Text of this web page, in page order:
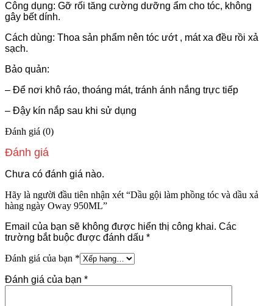
Công dụng: Gỡ rối tăng cường dưỡng ẩm cho tóc, không
gây bết dính.
Cách dùng: Thoa sản phẩm nên tóc ướt , mát xa đều rồi xả
sạch.
Bảo quản:
– Để nơi khô ráo, thoáng mát, tránh ánh nắng trực tiếp
– Đậy kín nắp sau khi sử dụng
Đánh giá (0)
Đánh giá
Chưa có đánh giá nào.
Hãy là người đầu tiên nhận xét “Dầu gội làm phồng tóc và dầu xả
hàng ngày Oway 950ML”
Email của bạn sẽ không được hiển thị công khai. Các
trường bắt buộc được đánh dấu *
Đánh giá của bạn *
Đánh giá của bạn *